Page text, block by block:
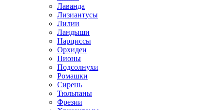
Лаванда
Лизиантусы
Лилии
Ландыши
Нарциссы
Орхидеи
Пионы
Подсолнухи
Ромашки
Сирень
Тюльпаны
Фрезии